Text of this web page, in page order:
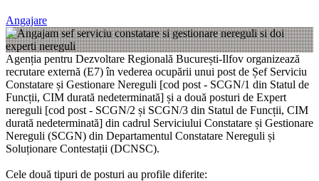
Angajare
Agenția pentru Dezvoltare Regională București-Ilfov organizează
recrutare externă (E7) în vederea ocupării unui post de Șef Serviciu
Constatare și Gestionare Nereguli [cod post - SCGN/1 din Statul de
Funcții, CIM durată nedeterminată] și a două posturi de Expert
nereguli [cod post - SCGN/2 și SCGN/3 din Statul de Funcții, CIM
durată nedeterminată] din cadrul Serviciului Constatare și Gestionare
Nereguli (SCGN) din Departamentul Constatare Nereguli și
Soluționare Contestații (DCNSC).
Cele două tipuri de posturi au profile diferite: